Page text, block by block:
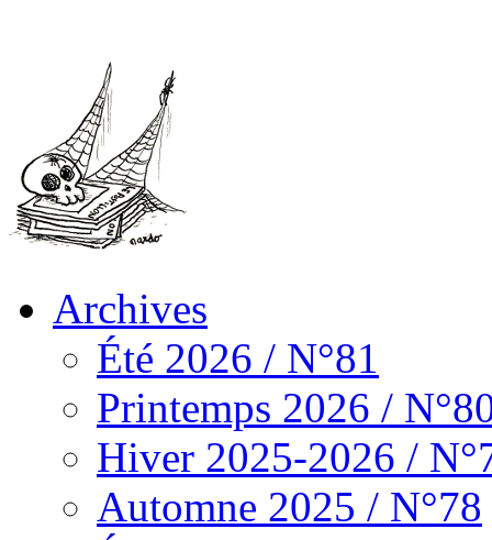
Archives
Été 2026 / N°81
Printemps 2026 /
Hiver 2025-2026 /
Automne 2025 / N°78